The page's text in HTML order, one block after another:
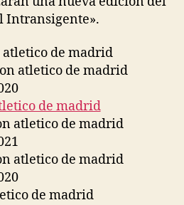
Intransigente».